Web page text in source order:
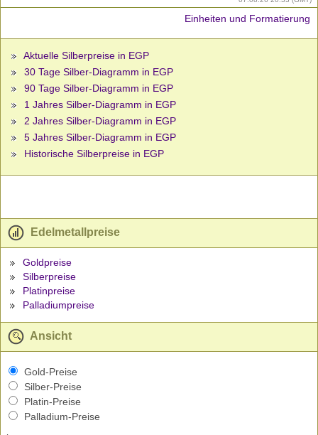
Einheiten und Formatierung
Aktuelle Silberpreise in EGP
30 Tage Silber-Diagramm in EGP
90 Tage Silber-Diagramm in EGP
1 Jahres Silber-Diagramm in EGP
2 Jahres Silber-Diagramm in EGP
5 Jahres Silber-Diagramm in EGP
Historische Silberpreise in EGP
Edelmetallpreise
Goldpreise
Silberpreise
Platinpreise
Palladiumpreise
Ansicht
Gold-Preise
Silber-Preise
Platin-Preise
Palladium-Preise